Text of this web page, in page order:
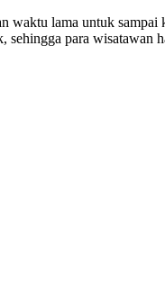
waktu lama untuk sampai
sehingga para wisatawan